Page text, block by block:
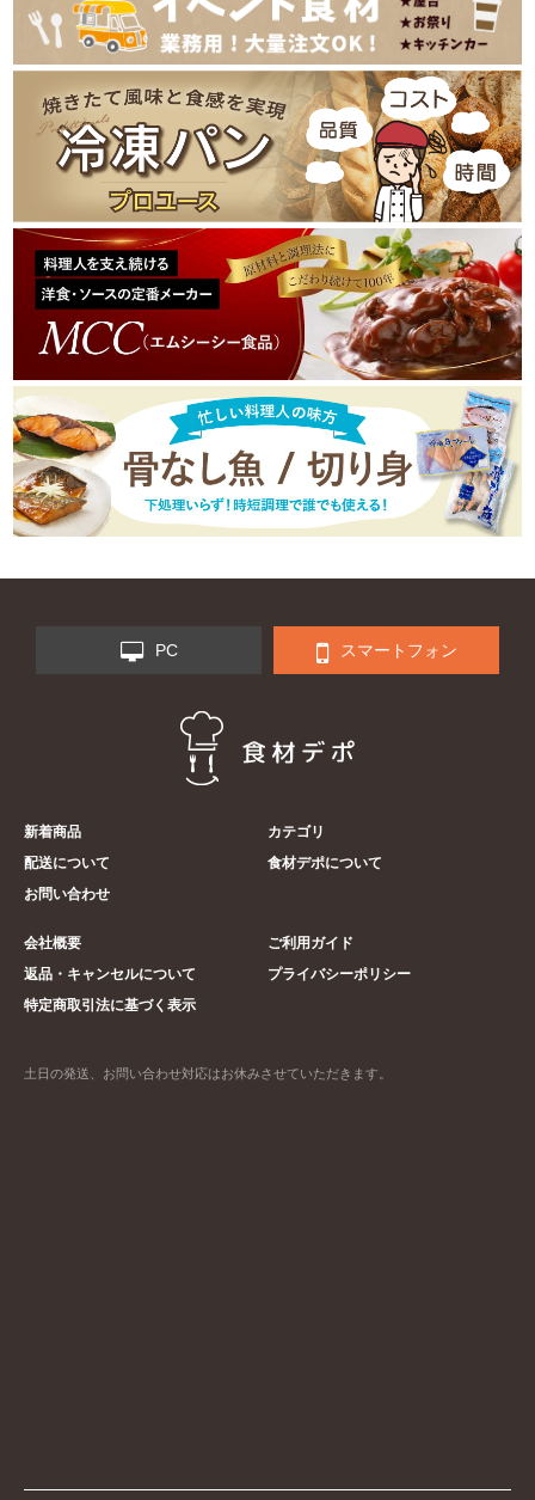
PC スマートフォン
新着商品
カテゴリ
配送について
食材デポについて
お問い合わせ
会社概要
ご利用ガイド
返品・キャンセルについて
プライバシーポリシー
特定商取引法に基づく表示
土日の発送、お問い合わせ対応はお休みさせていただきます。